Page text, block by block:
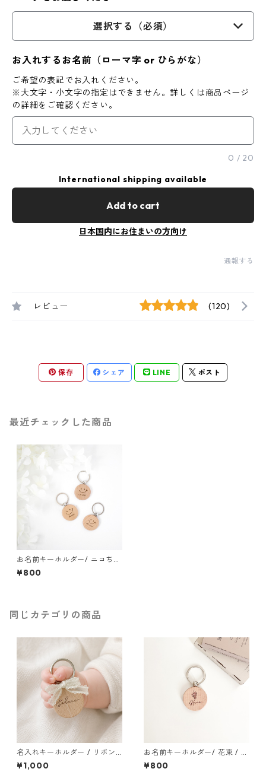
選択する（必須）
お入れするお名前（ローマ字 or ひらがな）
ご希望の表記でお入れください。
※大文字・小文字の指定はできません。詳しくは商品ページ
の詳細をご確認ください。
0 / 20
International shipping available
Add to cart
日本国内にお住まいの方向け
通報する
レビュー (120)
保存 シェア LINE ポスト
最近チェックした商品
お名前キーホルダー/ ニコちゃ
ん / 命名 メモリアル 名入れ
入園祝い 入学祝い 出産祝い
¥800
同じカテゴリの商品
名入れキーホルダー / リボン
命名書 / 木製 メモリアル おし
ゃれ 出産祝い プチギフト 誕生
¥1,000
お名前キーホルダー/ 花束 / 命
名 メモリアル 名入れ 入園祝い
入学祝い 出産祝い
¥800